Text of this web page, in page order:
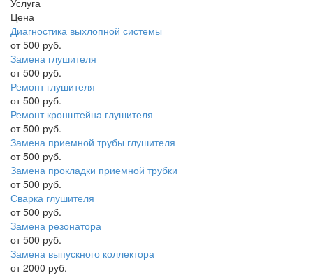
Услуга
Цена
Диагностика выхлопной системы
от 500 руб.
Замена глушителя
от 500 руб.
Ремонт глушителя
от 500 руб.
Ремонт кронштейна глушителя
от 500 руб.
Замена приемной трубы глушителя
от 500 руб.
Замена прокладки приемной трубки
от 500 руб.
Сварка глушителя
от 500 руб.
Замена резонатора
от 500 руб.
Замена выпускного коллектора
от 2000 руб.